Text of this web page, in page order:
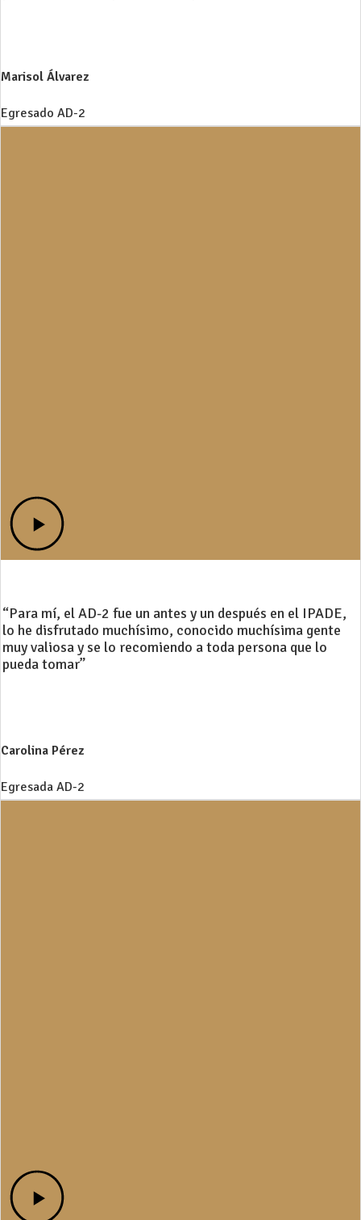
Marisol Álvarez
Egresado AD-2
“Para mí, el AD-2 fue un antes y un después en el IPADE,
lo he disfrutado muchísimo, conocido muchísima gente
muy valiosa y se lo recomiendo a toda persona que lo
pueda tomar”
Carolina Pérez
Egresada AD-2